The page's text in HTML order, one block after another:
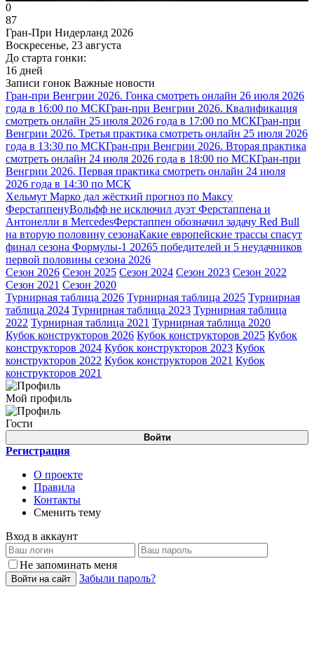
0
87
Гран-При Нидерланд 2026
Воскресенье, 23 августа
До старта гонки:
16 дней
Записи гонок Важные новости
Гран-при Венгрии 2026. Гонка смотреть онлайн 26 июля 2026
года в 16:00 по МСКГран-при Венгрии 2026. Квалификация
смотреть онлайн 25 июля 2026 года в 17:00 по МСКГран-при
Венгрии 2026. Третья практика смотреть онлайн 25 июля 2026
года в 13:30 по МСКГран-при Венгрии 2026. Вторая практика
смотреть онлайн 24 июля 2026 года в 18:00 по МСКГран-при
Венгрии 2026. Первая практика смотреть онлайн 24 июля
2026 года в 14:30 по МСК
Хельмут Марко дал жёсткий прогноз по Максу
ФерстаппенуВольфф не исключил дуэт Ферстаппена и
Антонелли в MercedesФерстаппен обозначил задачу Red Bull
на вторую половину сезонаКакие европейские трассы спасут
финал сезона Формулы-1 20265 победителей и 5 неудачников
первой половины сезона 2026
Сезон 2026 Сезон 2025 Сезон 2024 Сезон 2023 Сезон 2022
Сезон 2021 Сезон 2020
Турнирная таблица 2026 Турнирная таблица 2025 Турнирная
таблица 2024 Турнирная таблица 2023 Турнирная таблица
2022 Турнирная таблица 2021 Турнирная таблица 2020
Кубок конструкторов 2026 Кубок конструкторов 2025 Кубок
конструкторов 2024 Кубок конструкторов 2023 Кубок
конструкторов 2022 Кубок конструкторов 2021 Кубок
конструкторов 2021
Мой профиль
Гости
Войти
Регистрация
О проекте
Правила
Контакты
Сменить тему
Вход в аккаунт
Не запоминать меня
Войти на сайт Забыли пароль?